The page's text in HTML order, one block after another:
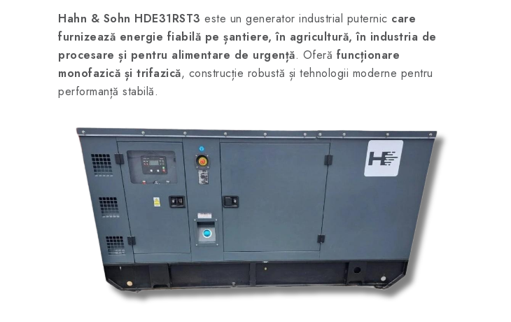
Hahn & Sohn HDE31RST3 este un generator industrial puternic care
furnizează energie fiabilă pe șantiere, în agricultură, în industria de
procesare și pentru alimentare de urgență. Oferă funcționare
monofazică și trifazică, construcție robustă și tehnologii moderne pentru
performanță stabilă.